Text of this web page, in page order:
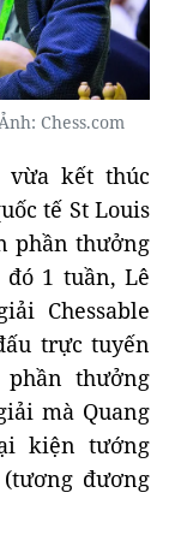
Chess.com
kết thúc
tế St Louis
phần thưởng
đó 1 tuần, Lê
Chessable
trực tuyến
thưởng
mà Quang
kiện tướng
(tương đương